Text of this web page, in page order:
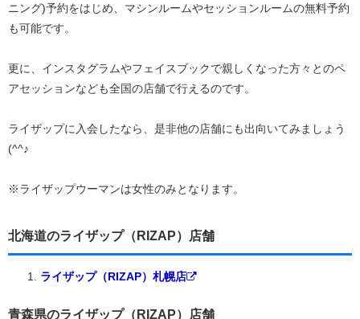
ニング)予約をはじめ、マシンルームやセッションルームの無料予約
も可能です。
更に、インスタグラムやフェイスブックで親しくなった方々とのペ
アセッションなども全国の店舗で行えるのです。
ライザップに入会したなら、是非他の店舗にも出向いてみましょう
(^^♪
※ライザップウーマンは女性のみとなります。
北海道のライザップ（RIZAP）店舗
ライザップ（RIZAP）札幌店
青森県のライザップ（RIZAP）店舗